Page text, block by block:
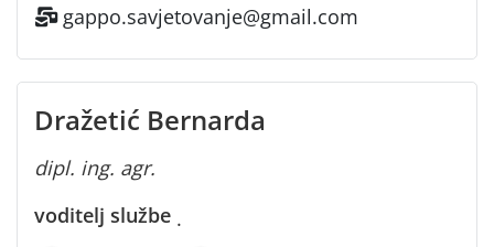
gappo.savjetovanje@gmail.com
Dražetić Bernarda
dipl. ing. agr.
voditelj službe ·